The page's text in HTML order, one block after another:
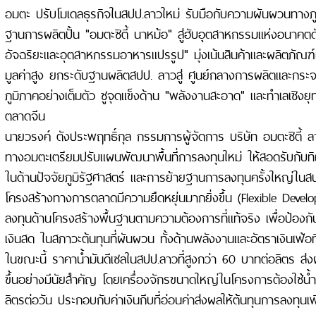
อมตะ ปรับโมเดลธุรกิจในสปป.ลาวใหม่ รับมือกับความผันผวนทาง
ฐานการผลิตปั้น "อมตะซิตี้ นาหม้อ" สู่ฮับอุตสาหกรรมแห่งอนาค
อัจฉริยะและอุตสาหกรรมอาหารแปรรูป" มุ่งเน้นสินค้าและผลิตภัณ
มูลค่าสูง ยกระดับฐานผลิตสปป. ลาวสู่ ศูนย์กลางการผลิตและกร
ภูมิภาคอย่างเต็มตัว ชูจุดแข็งด้าน "พลังงานสะอาด" และทำเลเชิง
ตลาดจีน
นายวรงค์ ตังประพฤทธิ์กุล กรรมการผู้จัดการ บริษัท อมตะซิตี้ ล
ทางอมตะเตรียมปรับแผนพัฒนาพื้นที่การลงทุนใหม่ ให้สอดรับกับ
ในด้านปัจจัยภูมิรัฐศาสตร์ และการย้ายฐานการลงทุนครั้งใหญ่ในส
โครงสร้างทางการตลาดมีความยืดหยุ่นมากยิ่งขึ้น (Flexible
ลงทุนด้านโครงสร้างพื้นฐานตามความต้องการที่แท้จริง เพื่อป้องกั
เงินสด ในสภาวะต้นทุนที่ผันผวน ทั้งด้านพลังงานและอัตราเงินเฟ้
ในขณะนี้ ราคาน้ำมันดีเซลในสปป.ลาวที่สูงกว่า 60 บาทต่อลิตร ส่
ขึ้นอย่างมีนัยสำคัญ โดยเครื่องจักรขนาดใหญ่ในโครงการต้องใช้น้
ลิตรต่อวัน ประกอบกับค่าเงินกีบที่อ่อนค่าส่งผลให้ต้นทุนการลงทุน